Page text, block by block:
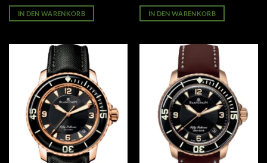
war:
499.00 €
ist:
269.00 €.
IN DEN WARENKORB
war:
499.00 €
ist:
269.00 €.
IN DEN WARENKORB